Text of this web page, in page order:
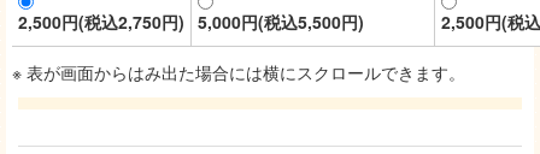
2,500円(税込2,750円) 5,000円(税込5,500円) 2,500円(税
※ 表が画面からはみ出た場合には横にスクロールできます。